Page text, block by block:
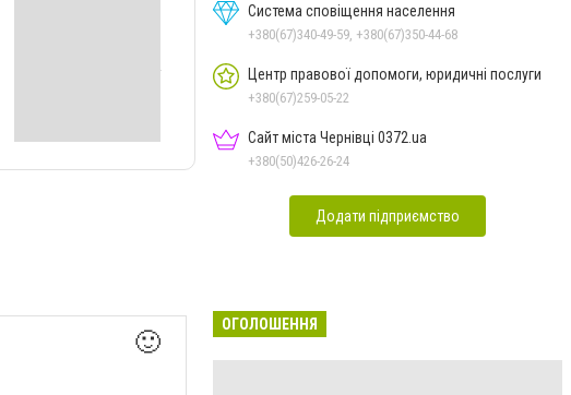
🙂
Система сповіщення населення
+380(67)340-49-59, +380(67)350-44-68
Центр правової допомоги, юридичні послуги
+380(67)259-05-22
Сайт міста Чернівці 0372.ua
+380(50)426-26-24
Додати підприємство
ОГОЛОШЕННЯ